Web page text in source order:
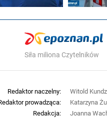
Siła miliona Czytelników
Redaktor naczelny:
Witold
prowadząca:
Katarzyna
Redakcja:
Joanna